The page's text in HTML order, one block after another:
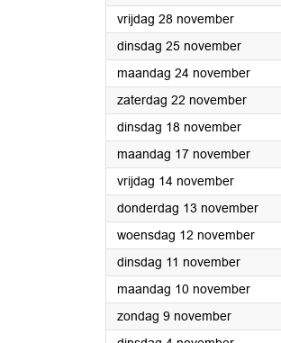
vrijdag 28 november2025
dinsdag 25 november2025
maandag 24 november2025
zaterdag 22 november2025
dinsdag 18 november2025
maandag 17 november2025
vrijdag 14 november2025
donderdag 13 november2025
woensdag 12 november2025
dinsdag 11 november2025
maandag 10 november2025
zondag 9 november2025